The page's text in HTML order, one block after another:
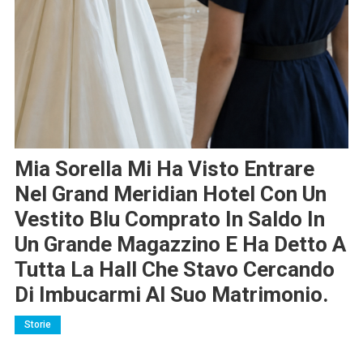
Mia Sorella Mi Ha Visto Entrare
Nel Grand Meridian Hotel Con Un
Vestito Blu Comprato In Saldo In
Un Grande Magazzino E Ha Detto A
Tutta La Hall Che Stavo Cercando
Di Imbucarmi Al Suo Matrimonio.
Storie